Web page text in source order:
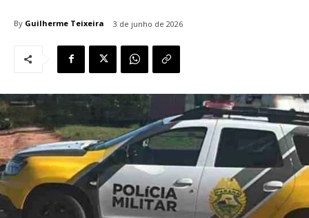
By Guilherme Teixeira 3 de junho de 2026